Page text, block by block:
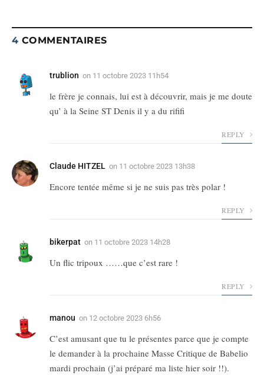
4 COMMENTAIRES
trublion on 11 octobre 2023 11h54
le frère je connais, lui est à découvrir, mais je me doute
qu’ à la Seine ST Denis il y a du rififi
REPLY
Claude HITZEL on 11 octobre 2023 13h38
Encore tentée même si je ne suis pas très polar !
REPLY
bikerpat on 11 octobre 2023 14h28
Un flic tripoux ……que c’est rare !
REPLY
manou on 12 octobre 2023 6h56
C’est amusant que tu le présentes parce que je compte
le demander à la prochaine Masse Critique de Babelio
mardi prochain (j’ai préparé ma liste hier soir !!).